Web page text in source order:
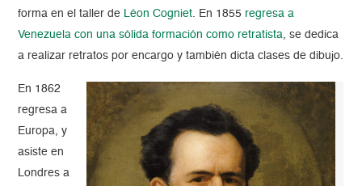
forma en el taller de Léon Cogniet. En 1855 regresa a
Venezuela con una sólida formación como retratista, se dedica
a realizar retratos por encargo y también dicta clases de dibujo.
En 1862
regresa a
Europa, y
asiste en
Londres a